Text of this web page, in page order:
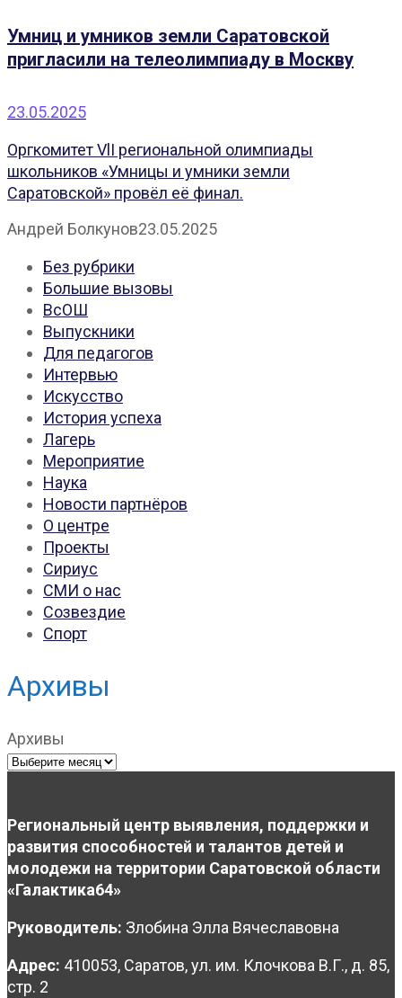
Умниц и умников земли Саратовской
пригласили на телеолимпиаду в Москву
23.05.2025
Оргкомитет VlI региональной олимпиады
школьников «Умницы и умники земли
Саратовской» провёл её финал.
Андрей Болкунов23.05.2025
Без рубрики
Большие вызовы
ВсОШ
Выпускники
Для педагогов
Интервью
Искусство
История успеха
Лагерь
Мероприятие
Наука
Новости партнёров
О центре
Проекты
Сириус
СМИ о нас
Созвездие
Спорт
Архивы
Архивы
Региональный центр выявления, поддержки и
развития способностей и талантов детей и
молодежи на территории Саратовской области
«Галактика64»
Руководитель: Злобина Элла Вячеславовна
Адрес: 410053, Саратов, ул. им. Клочкова В.Г., д. 85,
стр. 2